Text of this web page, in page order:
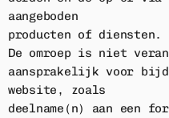
aangeboden
producten of diensten.
De omroep is niet
aansprakelijk voor
website, zoals
deelname(n) aan een